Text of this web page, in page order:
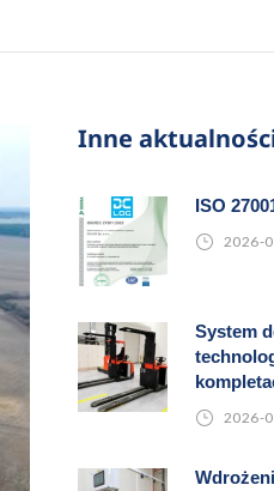
Inne
ISO
2026-
System
2026-